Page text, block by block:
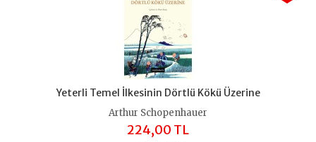
Yeterli Temel İlkesinin Dörtlü Kökü Üzerine
Arthur Schopenhauer
224,00 TL